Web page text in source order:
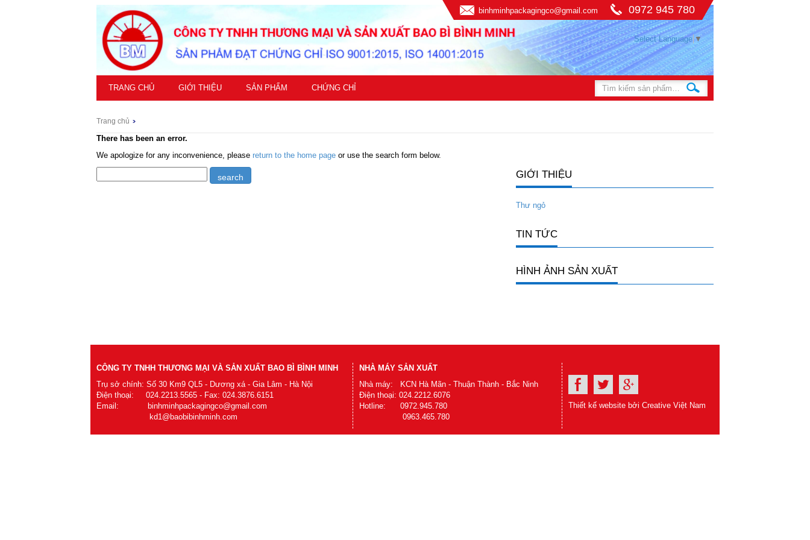
binhminhpackagingco@gmail.com 0972 945 780
Select Language ▼
TRANG CHỦ GIỚI THIỆU SẢN PHẨM CHỨNG CHỈ
Trang chủ
There has been an error.
We apologize for any inconvenience, please return to the home page or use the search form below.
GIỚI THIỆU
Thư ngỏ
TIN TỨC
HÌNH ẢNH SẢN XUẤT
CÔNG TY TNHH THƯƠNG MẠI VÀ SẢN XUẤT BAO BÌ BÌNH MINH
Trụ sở chính: Số 30 Km9 QL5 - Dương xá - Gia Lâm - Hà Nội
Điện thoại: 024.2213.5565 - Fax: 024.3876.6151
Email: binhminhpackagingco@gmail.com
kd1@baobibinhminh.com
NHÀ MÁY SẢN XUẤT
Nhà máy: KCN Hà Mãn - Thuận Thành - Bắc Ninh
Điện thoại: 024.2212.6076
Hotline: 0972.945.780
0963.465.780
Thiết kế website bởi Creative Việt Nam